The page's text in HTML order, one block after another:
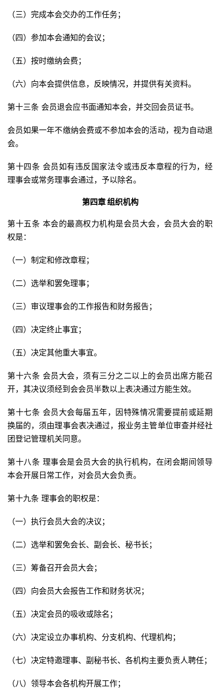
（三）完成本会交办的工作任务；
（四）参加本会通知的会议；
（五）按时缴纳会费；
（六）向本会提供信息，反映情况，并提供有关资料。
第十三条 会员退会应书面通知本会，并交回会员证书。
会员如果一年不缴纳会费或不参加本会的活动，视为自动退
会。
第十四条 会员如有违反国家法令或违反本章程的行为，经
理事会或常务理事会通过，予以除名。
第四章 组织机构
第十五条 本会的最高权力机构是会员大会，会员大会的职
权是：
（一）制定和修改章程；
（二）选举和罢免理事；
（三）审议理事会的工作报告和财务报告；
（四）决定终止事宜；
（五）决定其他重大事宜。
第十六条 会员大会，须有三分之二以上的会员出席方能召
开，其决议须经到会会员半数以上表决通过方能生效。
第十七条 会员大会每届五年，因特殊情况需要提前或延期
换届的，须由理事会表决通过，报业务主管单位审查并经社
团登记管理机关同意。
第十八条 理事会是会员大会的执行机构，在闭会期间领导
本会开展日常工作，对会员大会负责。
第十九条 理事会的职权是：
（一）执行会员大会的决议；
（二）选举和罢免会长、副会长、秘书长；
（三）筹备召开会员大会；
（四）向会员大会报告工作和财务状况；
（五）决定会员的吸收或除名；
（六）决定设立办事机构、分支机构、代理机构；
（七）决定特邀理事、副秘书长、各机构主要负责人聘任；
（八）领导本会各机构开展工作；